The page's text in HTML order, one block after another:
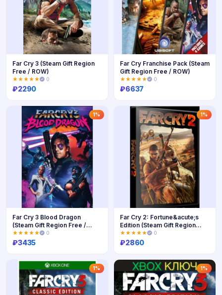
Купить
Far Cry 3 (Steam Gift Region
Free / ROW)
★★★★★ 0
₽2290
Купить
Far Cry Franchise Pack (Steam
Gift Region Free / ROW)
★★★★★ 0
₽6637
1%
Купить
Far Cry 3 Blood Dragon
(Steam Gift Region Free /
ROW)
★★★★★ 0
₽3435
1%
Купить
Far Cry 2: Fortune&acute;s
Edition (Steam Gift Region
Free)
★★★★★ 0
₽2860
1% 1%